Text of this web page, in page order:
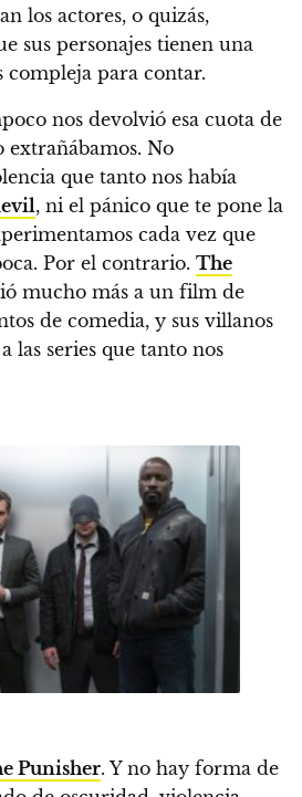
los actores, o quizás,
sus personajes tienen una
para contar.
nos devolvió esa cuota de
extrañábamos. No
que tanto nos había
, ni el pánico que te pone la
cada vez que
Por el contrario. The
mucho más a un film de
de comedia, y sus villanos
las series que tanto nos
Punisher. Y no hay forma de